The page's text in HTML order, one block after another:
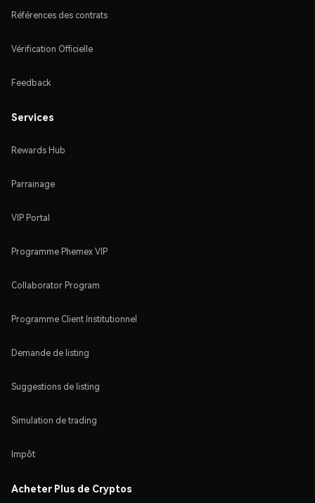
Références des contrats
Vérification Officielle
Feedback
Services
Rewards Hub
Parrainage
VIP Portal
Programme Phemex VIP
Collaborator Program
Programme Client Institutionnel
Demande de listing
Suggestions de listing
Simulation de trading
Impôt
Acheter Plus de Cryptos